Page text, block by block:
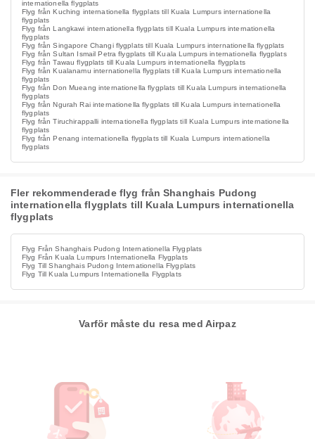
internationella flygplats
Flyg från Kuching internationella flygplats till Kuala Lumpurs internationella
flygplats
Flyg från Langkawi internationella flygplats till Kuala Lumpurs internationella
flygplats
Flyg från Singapore Changi flygplats till Kuala Lumpurs internationella flygplats
Flyg från Sultan Ismail Petra flygplats till Kuala Lumpurs internationella flygplats
Flyg från Tawau flygplats till Kuala Lumpurs internationella flygplats
Flyg från Kualanamu internationella flygplats till Kuala Lumpurs internationella
flygplats
Flyg från Don Mueang internationella flygplats till Kuala Lumpurs internationella
flygplats
Flyg från Ngurah Rai internationella flygplats till Kuala Lumpurs internationella
flygplats
Flyg från Tiruchirappalli internationella flygplats till Kuala Lumpurs internationella
flygplats
Flyg från Penang internationella flygplats till Kuala Lumpurs internationella
flygplats
Fler rekommenderade flyg från Shanghais Pudong
internationella flygplats till Kuala Lumpurs internationella
flygplats
Flyg Från Shanghais Pudong Internationella Flygplats
Flyg Från Kuala Lumpurs Internationella Flygplats
Flyg Till Shanghais Pudong Internationella Flygplats
Flyg Till Kuala Lumpurs Internationella Flygplats
Varför måste du resa med Airpaz